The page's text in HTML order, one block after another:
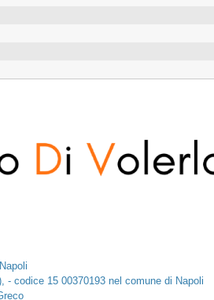
- codice 15 00370193 nel comune di Napoli